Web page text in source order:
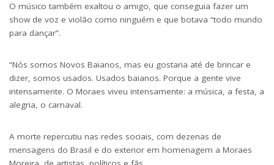
O músico também exaltou o amigo, que conseguia fazer um
show de voz e violão como ninguém e que botava “todo mundo
para dançar”.
“Nós somos Novos Baianos, mas eu gostaria até de brincar e
dizer, somos usados. Usados baianos. Porque a gente vive
intensamente. O Moraes viveu intensamente: a música, a festa, a
alegria, o carnaval.
A morte repercutiu nas redes sociais, com dezenas de
mensagens do Brasil e do exterior em homenagem a Moraes